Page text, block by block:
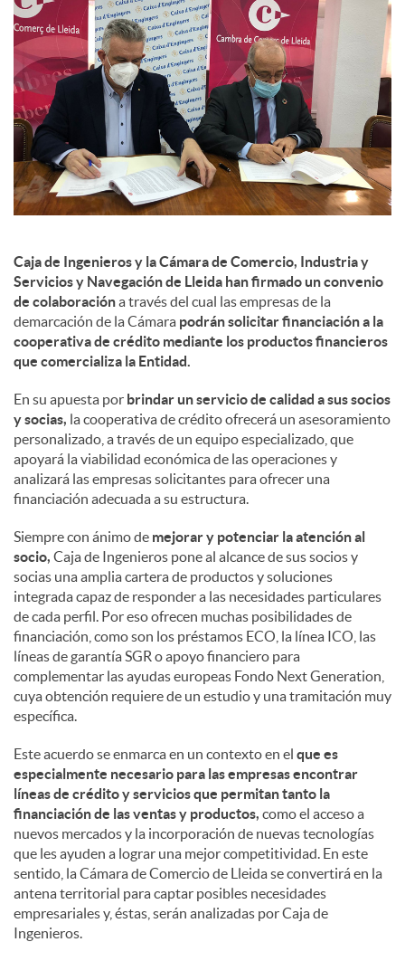
e
s
Caja de Ingenieros y la Cámara de Comercio, Industria y
Servicios y Navegación de Lleida han firmado un convenio
de colaboracióna través del cual las empresas de la
demarcación de la Cámara podrán solicitar financiación a la
cooperativa de crédito mediante los productos financieros
que comercializa la Entidad.
En su apuesta por brindar un servicio de calidad a sus socios
y socias, la cooperativa de crédito ofrecerá un asesoramiento
personalizado, a través de un equipo especializado, que
apoyará la viabilidad económica de las operaciones y
analizará las empresas solicitantes para ofrecer una
financiación adecuada a su estructura.
Siempre con ánimo de mejorar y potenciar la atención al
socio, Caja de Ingenieros pone al alcance de sus socios y
socias una amplia cartera de productos y soluciones
integrada capaz de responder a las necesidades particulares
de cada perfil. Por eso ofrecen muchas posibilidades de
financiación, como son los préstamos ECO, la línea ICO, las
líneas de garantía SGR o apoyo financiero para
complementar las ayudas europeas Fondo Next Generation,
cuya obtención requiere de un estudio y una tramitación muy
específica.
Este acuerdo se enmarca en un contexto en el que es
especialmente necesario para las empresas encontrar
líneas de crédito y servicios que permitan tanto la
financiación de las ventas y productos, como el acceso a
nuevos mercados y la incorporación de nuevas tecnologías
que les ayuden a lograr una mejor competitividad. En este
sentido, la Cámara de Comercio de Lleida se convertirá en la
antena territorial para captar posibles necesidades
empresariales y, éstas, serán analizadas por Caja de
Ingenieros.